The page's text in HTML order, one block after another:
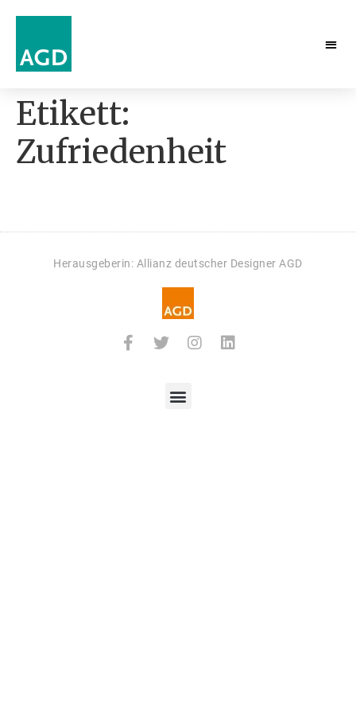
Etikett:
Zufriedenheit
Herausgeberin: Allianz deutscher Designer AGD